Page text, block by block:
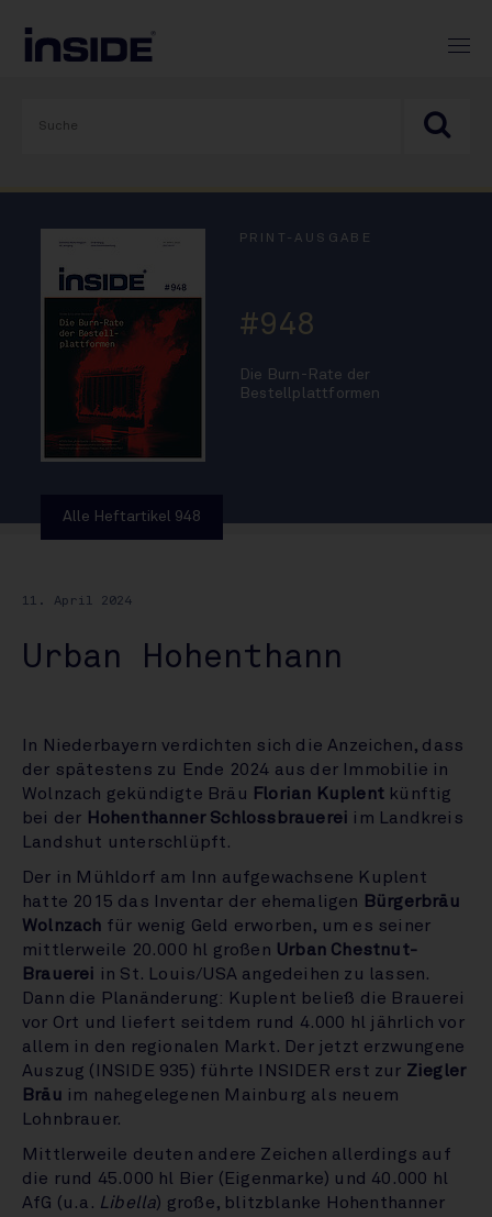
PRINT-AUSGABE
#948
Die Burn-Rate der
Bestellplattformen
Alle Heftartikel 948
11. April 2024
Urban Hohenthann
In Niederbayern verdichten sich die Anzeichen, dass
der spätestens zu Ende 2024 aus der Immobilie in
Wolnzach gekündigte Bräu
Florian Kuplent künftig
bei der Hohenthanner Schlossbrauerei im Landkreis
Landshut unterschlüpft.
Der in Mühldorf am Inn aufgewachsene Kuplent
hatte 2015 das Inventar der ehemaligen
Bürgerbräu
Wolnzach für wenig Geld erworben, um es seiner
mittlerweile 20.000 hl großen Urban Chestnut-
Brauerei in St. Louis/USA angedeihen zu lassen.
Dann die Planänderung: Kuplent beließ die Brauerei
vor Ort und liefert seitdem rund 4.000 hl jährlich vor
allem in den regionalen Markt. Der jetzt erzwungene
Auszug (INSIDE 935) führte INSIDER erst zur Ziegler
Bräu im nahegelegenen Mainburg als neuem
Lohnbrauer.
Mittlerweile deuten andere Zeichen allerdings auf
die rund 45.000 hl Bier (Eigenmarke) und 40.000 hl
AfG (u.a. Libella) große, blitzblanke Hohenthanner